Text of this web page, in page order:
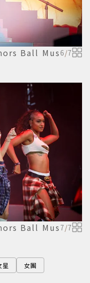
Ball Mus 6/7
Ball Mus 7/7
星 女團